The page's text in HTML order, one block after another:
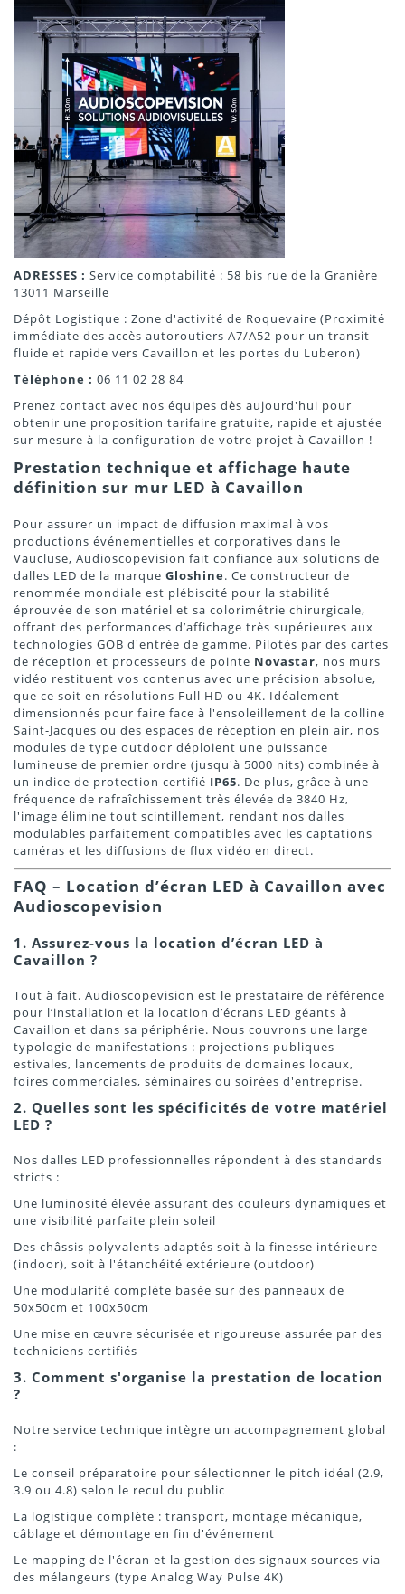
ADRESSES : Service comptabilité : 58 bis rue de la Granière
13011 Marseille
Dépôt Logistique : Zone d'activité de Roquevaire (Proximité
immédiate des accès autoroutiers A7/A52 pour un transit
fluide et rapide vers Cavaillon et les portes du Luberon)
Téléphone : 06 11 02 28 84
Prenez contact avec nos équipes dès aujourd'hui pour
obtenir une proposition tarifaire gratuite, rapide et ajustée
sur mesure à la configuration de votre projet à Cavaillon !
Prestation technique et affichage haute
définition sur mur LED à Cavaillon
Pour assurer un impact de diffusion maximal à vos
productions événementielles et corporatives dans le
Vaucluse, Audioscopevision fait confiance aux solutions de
dalles LED de la marque Gloshine. Ce constructeur de
renommée mondiale est plébiscité pour la stabilité
éprouvée de son matériel et sa colorimétrie chirurgicale,
offrant des performances d’affichage très supérieures aux
technologies GOB d'entrée de gamme. Pilotés par des cartes
de réception et processeurs de pointe Novastar, nos murs
vidéo restituent vos contenus avec une précision absolue,
que ce soit en résolutions Full HD ou 4K. Idéalement
dimensionnés pour faire face à l'ensoleillement de la colline
Saint-Jacques ou des espaces de réception en plein air, nos
modules de type outdoor déploient une puissance
lumineuse de premier ordre (jusqu'à 5000 nits) combinée à
un indice de protection certifié IP65. De plus, grâce à une
fréquence de rafraîchissement très élevée de 3840 Hz,
l'image élimine tout scintillement, rendant nos dalles
modulables parfaitement compatibles avec les captations
caméras et les diffusions de flux vidéo en direct.
FAQ – Location d’écran LED à Cavaillon avec
Audioscopevision
1. Assurez-vous la location d’écran LED à
Cavaillon ?
Tout à fait. Audioscopevision est le prestataire de référence
pour l’installation et la location d’écrans LED géants à
Cavaillon et dans sa périphérie. Nous couvrons une large
typologie de manifestations : projections publiques
estivales, lancements de produits de domaines locaux,
foires commerciales, séminaires ou soirées d'entreprise.
2. Quelles sont les spécificités de votre matériel
LED ?
Nos dalles LED professionnelles répondent à des standards
stricts :
Une luminosité élevée assurant des couleurs dynamiques et
une visibilité parfaite plein soleil
Des châssis polyvalents adaptés soit à la finesse intérieure
(indoor), soit à l'étanchéité extérieure (outdoor)
Une modularité complète basée sur des panneaux de
50x50cm et 100x50cm
Une mise en œuvre sécurisée et rigoureuse assurée par des
techniciens certifiés
3. Comment s'organise la prestation de location
?
Notre service technique intègre un accompagnement global
:
Le conseil préparatoire pour sélectionner le pitch idéal (2.9,
3.9 ou 4.8) selon le recul du public
La logistique complète : transport, montage mécanique,
câblage et démontage en fin d'événement
Le mapping de l'écran et la gestion des signaux sources via
des mélangeurs (type Analog Way Pulse 4K)